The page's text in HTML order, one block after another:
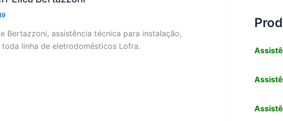
Bertazzoni, assistência técnica para instalação,
linha de eletrodomésticos Lofra.